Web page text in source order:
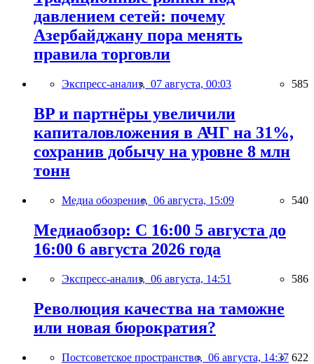
давлением сетей: почему
Азербайджану пора менять
правила торговли
Экспресс-анализ, 07 августа, 00:03 585
BP и партнёры увеличили
капиталовложения в АЧГ на 31%,
сохранив добычу на уровне 8 млн
тонн
Медиа обозрение, 06 августа, 15:09 540
Медиаобзор: С 16:00 5 августа до
16:00 6 августа 2026 года
Экспресс-анализ, 06 августа, 14:51 586
Революция качества на таможне
или новая бюрократия?
Постсоветское пространство, 06 августа, 14:37 622